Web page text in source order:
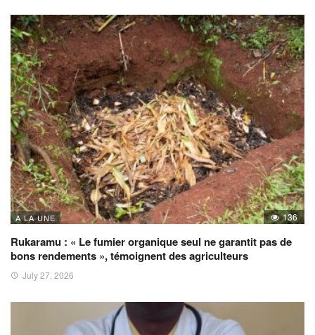
A LA UNE 136
Rukaramu : « Le fumier organique seul ne garantit pas de
bons rendements », témoignent des agriculteurs
July 27, 2026